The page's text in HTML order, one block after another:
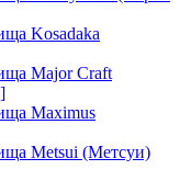
Kosadaka
Major Craft
Maximus
Metsui (Метсуи)